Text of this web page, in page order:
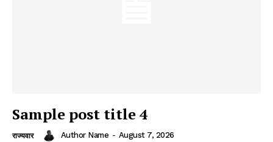
Sample post title 4
राज्यवार Author Name - August 7, 2026